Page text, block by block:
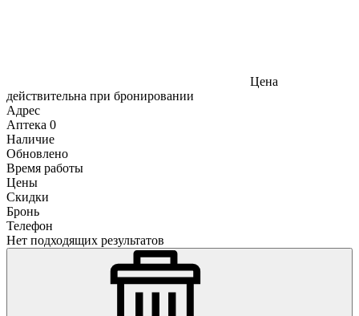
Цена
действительна при бронировании
Адрес
Аптека 0
Наличие
Обновлено
Время работы
Цены
Скидки
Бронь
Телефон
Нет подходящих результатов